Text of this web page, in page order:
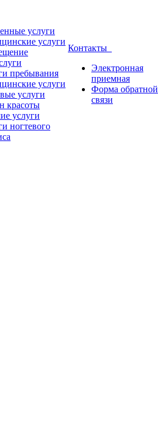
услуги
услуги
пребывания
услуги
услуги
красоты
услуги
ногтевого
Контакты
Электронная
приемная
Форма обратной
связи